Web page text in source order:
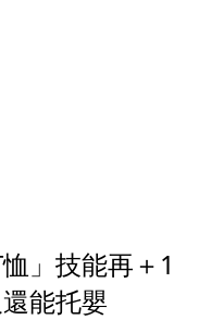
恤」技能再＋
能托嬰